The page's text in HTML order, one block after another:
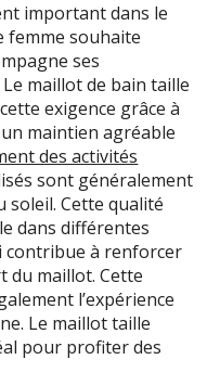
important dans le
femme souhaite
ses
maillot de bain taille
exigence grâce à
maintien agréable
des activités
sont généralement
soleil. Cette qualité
dans différentes
contribue à renforcer
du maillot. Cette
l’expérience
Le maillot taille
pour profiter des